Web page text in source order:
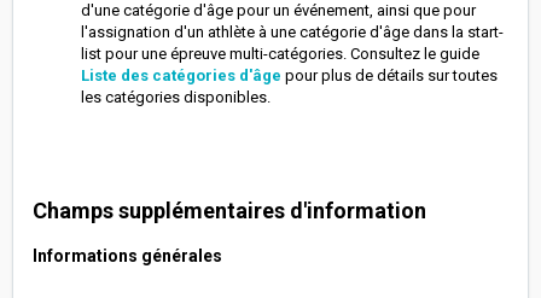
d'une catégorie d'âge pour un événement, ainsi que pour
l'assignation d'un athlète à une catégorie d'âge dans la start-
list pour une épreuve multi-catégories. Consultez le guide
Liste des catégories d'âge pour plus de détails sur toutes
les catégories disponibles.
Champs supplémentaires d'information
Informations générales